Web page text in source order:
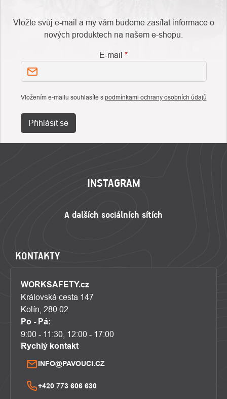
Vložte svůj e-mail a my vám budeme zasílat informace o
nových produktech na našem e-shopu.
E-mail
Vložením e-mailu souhlasíte s podmínkami ochrany osobních údajů
Přihlásit se
INSTAGRAM
KONTAKTY
WORKSAFETY.cz
Královská cesta 147
Kolín, 280 02
Po - Pá:
9:00 - 11:30, 12:00 - 17:00
Rychlý kontakt
INFO@PAVOUCI.CZ
+420 773 606 630